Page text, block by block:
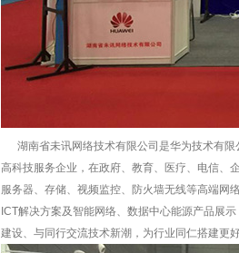
湖南省未讯网络技术有限公司是华为技术有限
高科技服务企业，在政府、教育、医疗、电信、
服务器、存储、视频监控、防火墙无线等高端网
ICT解决方案及智能网络、数据中心能源产品展
建设、与同行交流技术新潮，为行业同仁搭建更